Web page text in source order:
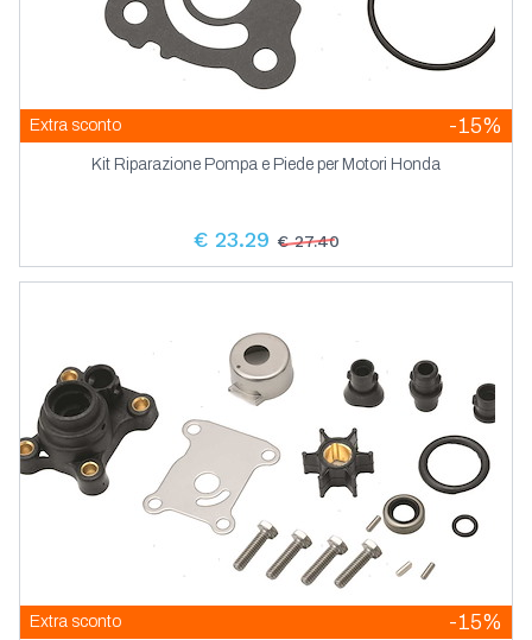
Extra sconto -15%
Kit Riparazione Pompa e Piede per Motori Honda
€ 23.29 € 27.40
Extra sconto -15%